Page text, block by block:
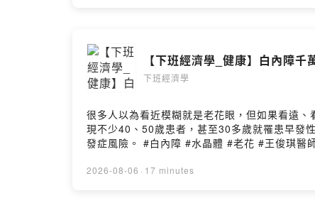
【下班經濟學_健康】白內障
下班經濟學
很多人以為看近模糊就是老花眼，但如果看遠
現不少40、50歲患者，甚至30多歲就罹患早發
2026-08-06 · 17 minutes